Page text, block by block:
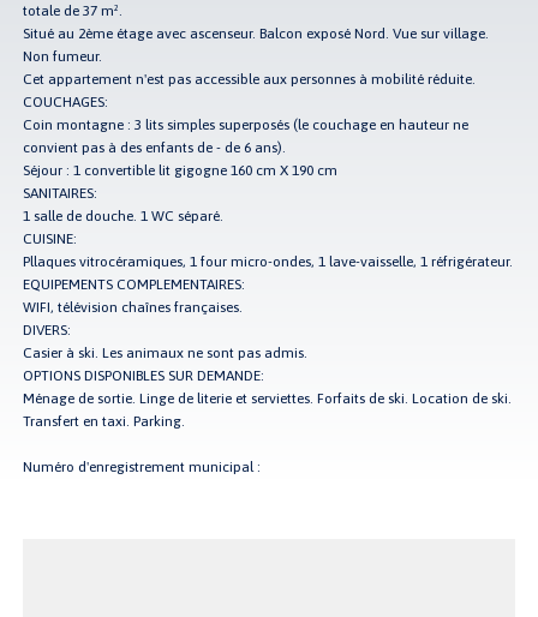
totale de 37 m².
Situé au 2ème étage avec ascenseur. Balcon exposé Nord. Vue sur village.
Non fumeur.
Cet appartement n'est pas accessible aux personnes à mobilité réduite.
COUCHAGES:
Coin montagne : 3 lits simples superposés (le couchage en hauteur ne
convient pas à des enfants de - de 6 ans).
Séjour : 1 convertible lit gigogne 160 cm X 190 cm
SANITAIRES:
1 salle de douche. 1 WC séparé.
CUISINE:
Pllaques vitrocéramiques, 1 four micro-ondes, 1 lave-vaisselle, 1 réfrigérateur.
EQUIPEMENTS COMPLEMENTAIRES:
WIFI, télévision chaînes françaises.
DIVERS:
Casier à ski. Les animaux ne sont pas admis.
OPTIONS DISPONIBLES SUR DEMANDE:
Ménage de sortie. Linge de literie et serviettes. Forfaits de ski. Location de ski.
Transfert en taxi. Parking.
Numéro d'enregistrement municipal :